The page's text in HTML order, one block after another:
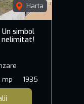
Harta
simbol
nelimitat!
mp 1935